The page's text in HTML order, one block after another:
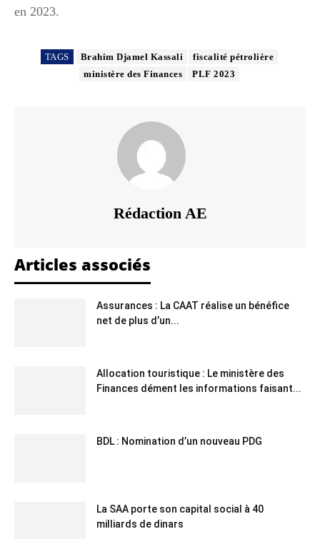
en 2023.
TAGS Brahim Djamel Kassali
fiscalité pétrolière
ministère des Finances
PLF 2023
Rédaction AE
Articles associés
Assurances : La CAAT réalise un bénéfice
net de plus d’un...
Allocation touristique : Le ministère des
Finances dément les informations faisant...
BDL : Nomination d’un nouveau PDG
La SAA porte son capital social à 40
milliards de dinars